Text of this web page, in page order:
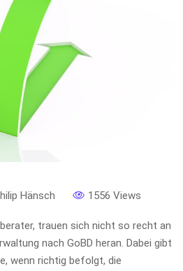
Hänsch 1556 Views
trauen sich nicht so recht an
nach GoBD heran. Dabei gibt
wenn richtig befolgt, die